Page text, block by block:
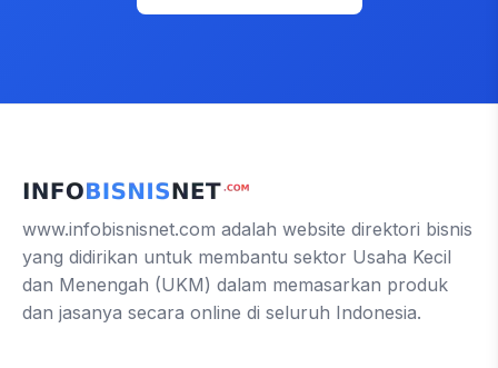
www.infobisnisnet.com adalah website direktori bisnis
yang didirikan untuk membantu sektor Usaha Kecil
dan Menengah (UKM) dalam memasarkan produk
dan jasanya secara online di seluruh Indonesia.